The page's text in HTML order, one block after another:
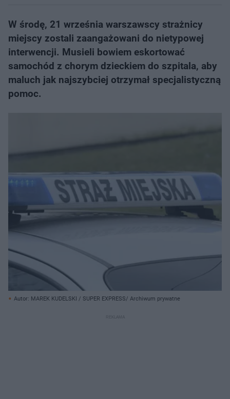
W środę, 21 września warszawscy strażnicy
miejscy zostali zaangażowani do nietypowej
interwencji. Musieli bowiem eskortować
samochód z chorym dzieckiem do szpitala, aby
maluch jak najszybciej otrzymał specjalistyczną
pomoc.
Autor: MAREK KUDELSKI / SUPER EXPRESS/ Archiwum prywatne